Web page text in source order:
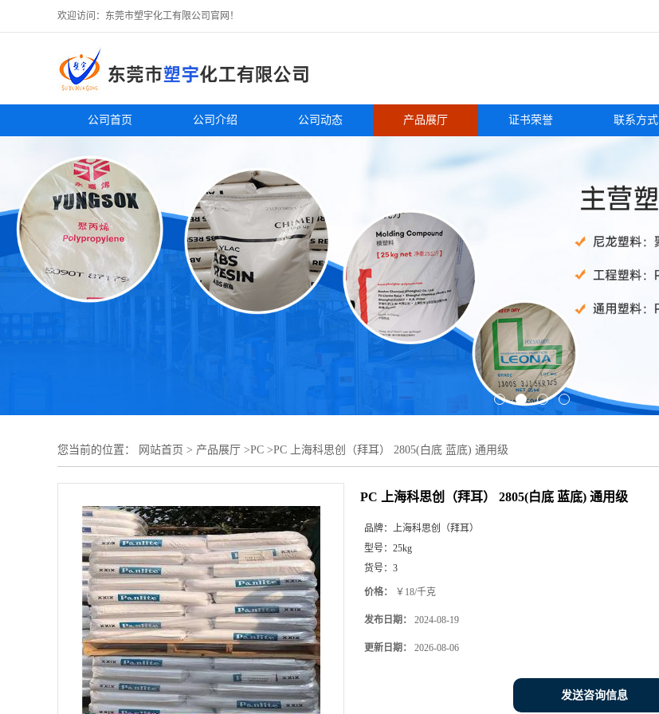
欢迎访问：东莞市塑宇化工有限公司官网！
公司首页 公司介绍 公司动态 产品展厅 证书荣誉 联系方式
您当前的位置： 网站首页 > 产品展厅 >PC >PC 上海科思创（拜耳） 2805(白底 蓝底) 通用级
PC 上海科思创（拜耳） 2805(白底 蓝底) 通用级
品牌： 上海科思创（拜耳）
型号： 25kg
货号： 3
价格： ￥18/千克
发布日期： 2024-08-19
更新日期： 2026-08-06
发送咨询信息